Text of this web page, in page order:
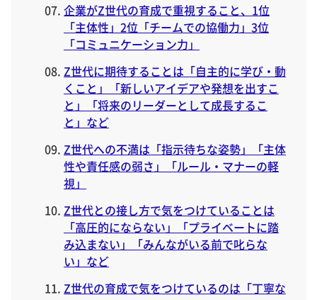
企業がZ世代の育成で重視すること、1位
「主体性」2位「チームでの協働力」3位
「コミュニケーション力」
Z世代に期待することは「自主的に学び・動
くこと」「新しいアイデアや発想を出すこ
と」「将来のリーダーとして成長するこ
と」など
Z世代への不満は「指示待ちな姿勢」「主体
性や責任感の弱さ」「ルール・マナーの軽
視」
Z世代との接し方で気をつけていることは
「高圧的にならない」「プライベートに踏
み込まない」「みんながいる前で叱らな
い」など
Z世代の育成で気をつけているのは「丁寧な